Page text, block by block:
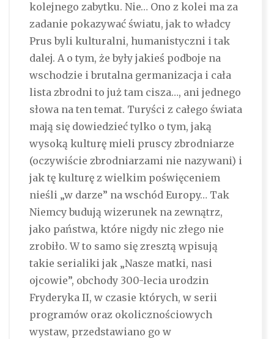
kolejnego zabytku. Nie… Ono z kolei ma za
zadanie pokazywać światu, jak to władcy
Prus byli kulturalni, humanistyczni i tak
dalej. A o tym, że były jakieś podboje na
wschodzie i brutalna germanizacja i cała
lista zbrodni to już tam cisza…, ani jednego
słowa na ten temat. Turyści z całego świata
mają się dowiedzieć tylko o tym, jaką
wysoką kulturę mieli pruscy zbrodniarze
(oczywiście zbrodniarzami nie nazywani) i
jak tę kulturę z wielkim poświęceniem
nieśli „w darze” na wschód Europy… Tak
Niemcy budują wizerunek na zewnątrz,
jako państwa, które nigdy nic złego nie
zrobiło. W to samo się zresztą wpisują
takie serialiki jak „Nasze matki, nasi
ojcowie”, obchody 300-lecia urodzin
Fryderyka II, w czasie których, w serii
programów oraz okolicznościowych
wystaw, przedstawiano go w